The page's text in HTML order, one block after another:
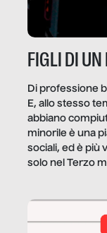
FIGLI DI
Di professione
E, allo stesso
abbiano
minorile è una
sociali, ed è più
solo nel Terzo